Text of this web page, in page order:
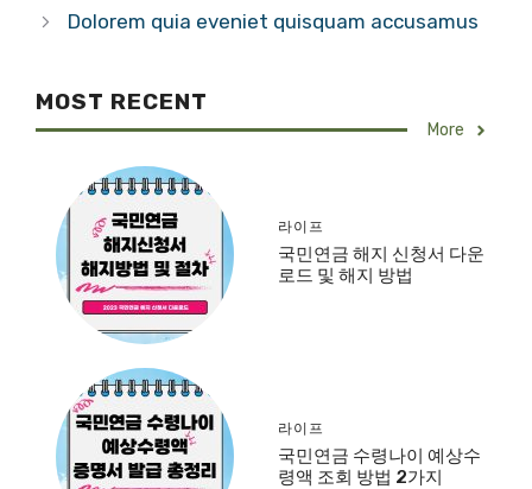
Dolorem quia eveniet quisquam accusamus
MOST RECENT
More
라이프
국민연금 해지 신청서 다운
로드 및 해지 방법
라이프
국민연금 수령나이 예상수
령액 조회 방법 2가지